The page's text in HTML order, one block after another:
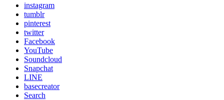
instagram
tumblr
pinterest
twitter
Facebook
YouTube
Soundcloud
Snapchat
LINE
basecreator
Search